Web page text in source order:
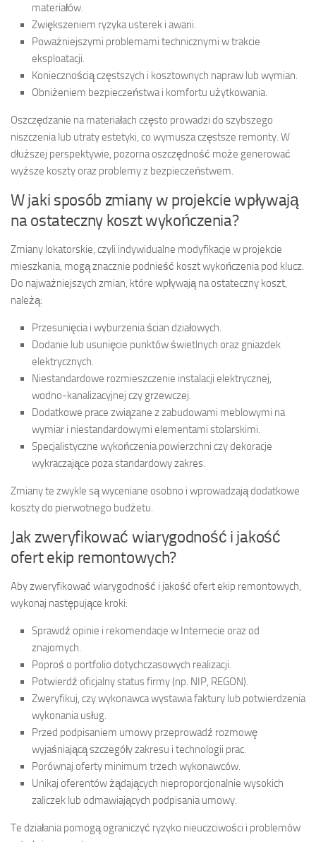
materiałów.
Zwiększeniem ryzyka usterek i awarii.
Poważniejszymi problemami technicznymi w trakcie
eksploatacji.
Koniecznością częstszych i kosztownych napraw lub wymian.
Obniżeniem bezpieczeństwa i komfortu użytkowania.
Oszczędzanie na materiałach często prowadzi do szybszego
niszczenia lub utraty estetyki, co wymusza częstsze remonty. W
dłuższej perspektywie, pozorna oszczędność może generować
wyższe koszty oraz problemy z bezpieczeństwem.
W jaki sposób zmiany w projekcie wpływają
na ostateczny koszt wykończenia?
Zmiany lokatorskie, czyli indywidualne modyfikacje w projekcie
mieszkania, mogą znacznie podnieść koszt wykończenia pod klucz.
Do najważniejszych zmian, które wpływają na ostateczny koszt,
należą:
Przesunięcia i wyburzenia ścian działowych.
Dodanie lub usunięcie punktów świetlnych oraz gniazdek
elektrycznych.
Niestandardowe rozmieszczenie instalacji elektrycznej,
wodno-kanalizacyjnej czy grzewczej.
Dodatkowe prace związane z zabudowami meblowymi na
wymiar i niestandardowymi elementami stolarskimi.
Specjalistyczne wykończenia powierzchni czy dekoracje
wykraczające poza standardowy zakres.
Zmiany te zwykle są wyceniane osobno i wprowadzają dodatkowe
koszty do pierwotnego budżetu.
Jak zweryfikować wiarygodność i jakość
ofert ekip remontowych?
Aby zweryfikować wiarygodność i jakość ofert ekip remontowych,
wykonaj następujące kroki:
Sprawdź opinie i rekomendacje w Internecie oraz od
znajomych.
Poproś o portfolio dotychczasowych realizacji.
Potwierdź oficjalny status firmy (np. NIP, REGON).
Zweryfikuj, czy wykonawca wystawia faktury lub potwierdzenia
wykonania usług.
Przed podpisaniem umowy przeprowadź rozmowę
wyjaśniającą szczegóły zakresu i technologii prac.
Porównaj oferty minimum trzech wykonawców.
Unikaj oferentów żądających nieproporcjonalnie wysokich
zaliczek lub odmawiających podpisania umowy.
Te działania pomogą ograniczyć ryzyko nieuczciwości i problemów